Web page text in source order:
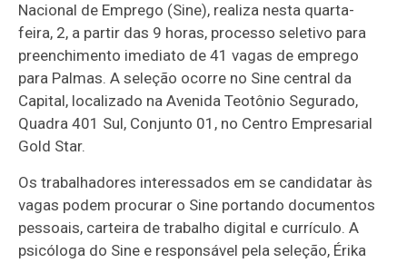
Nacional de Emprego (Sine), realiza nesta quarta-
feira, 2, a partir das 9 horas, processo seletivo para
preenchimento imediato de 41 vagas de emprego
para Palmas. A seleção ocorre no Sine central da
Capital, localizado na Avenida Teotônio Segurado,
Quadra 401 Sul, Conjunto 01, no Centro Empresarial
Gold Star.
Os trabalhadores interessados em se candidatar às
vagas podem procurar o Sine portando documentos
pessoais, carteira de trabalho digital e currículo. A
psicóloga do Sine e responsável pela seleção, Érika